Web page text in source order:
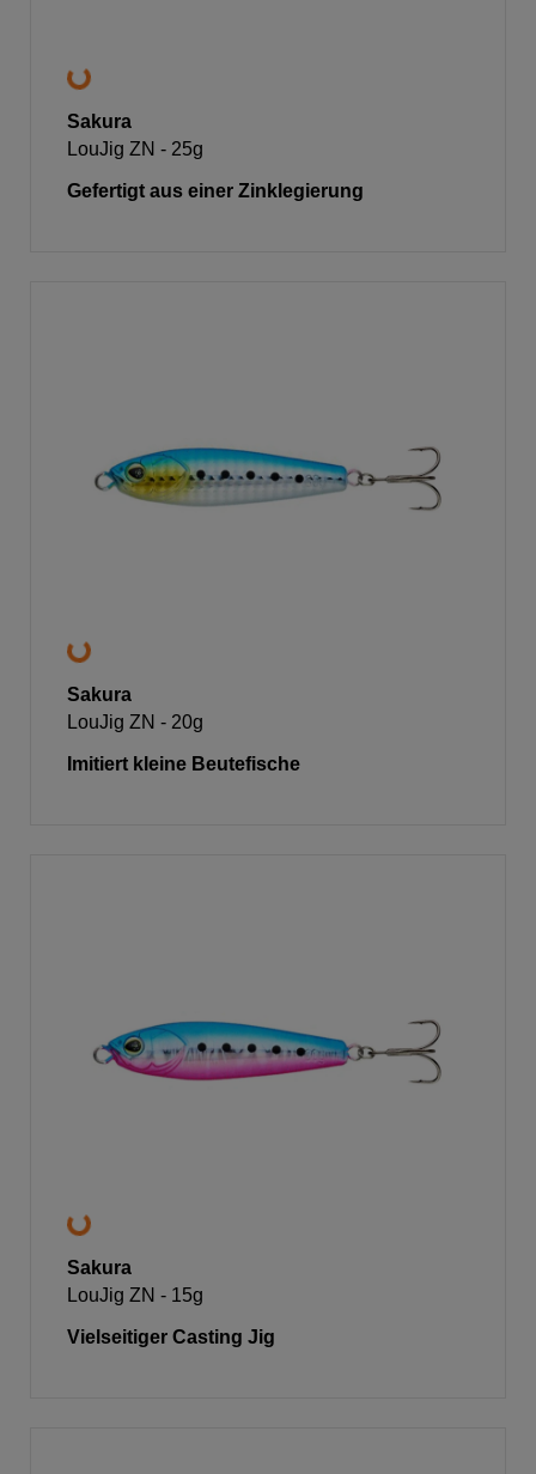
Sakura
LouJig ZN - 25g
Gefertigt aus einer Zinklegierung
Sakura
LouJig ZN - 20g
Imitiert kleine Beutefische
Sakura
LouJig ZN - 15g
Vielseitiger Casting Jig